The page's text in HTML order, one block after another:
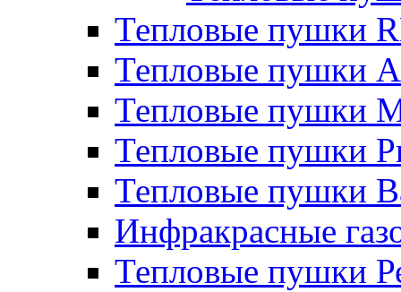
Тепловые пушки
Тепловые пушки
Тепловые пушки
Тепловые пушки
Тепловые пушки
Инфракрасные
Тепловые пушки